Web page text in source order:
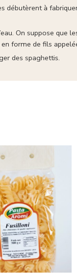
à
On suppose que
forme de fils
des spaghettis.